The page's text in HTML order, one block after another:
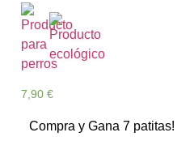
Valorado con
5.00
de 5
7,90 €
Compra y Gana 7 patitas!